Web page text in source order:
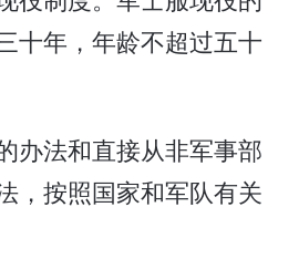
十年，年龄不超过五十
办法和直接从非军事部
，按照国家和军队有关